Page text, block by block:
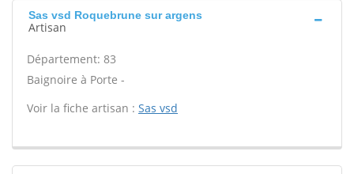
Sas vsd Roquebrune sur argens
Artisan
Département: 83
Baignoire à Porte -
Voir la fiche artisan : Sas vsd